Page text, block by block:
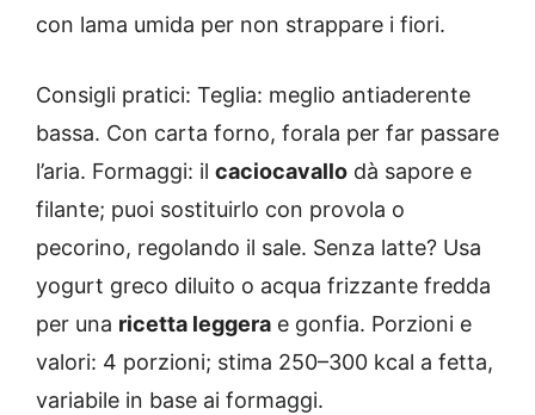
con lama umida per non strappare i fiori.
Consigli pratici: Teglia: meglio antiaderente
bassa. Con carta forno, forala per far passare
l’aria. Formaggi: il caciocavallo dà sapore e
filante; puoi sostituirlo con provola o
pecorino, regolando il sale. Senza latte? Usa
yogurt greco diluito o acqua frizzante fredda
per una ricetta leggera e gonfia. Porzioni e
valori: 4 porzioni; stima 250–300 kcal a fetta,
variabile in base ai formaggi.